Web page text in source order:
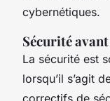
cybernétiques.
Sécurité
La sécurité est
lorsqu’il s’agit
correctifs de